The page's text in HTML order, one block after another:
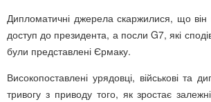
Дипломатичні джерела скаржилися, що він
доступ до президента, а посли G7, які
були представлені Єрмаку.
Високопоставлені урядовці, військові та
тривогу з приводу того, як зростає